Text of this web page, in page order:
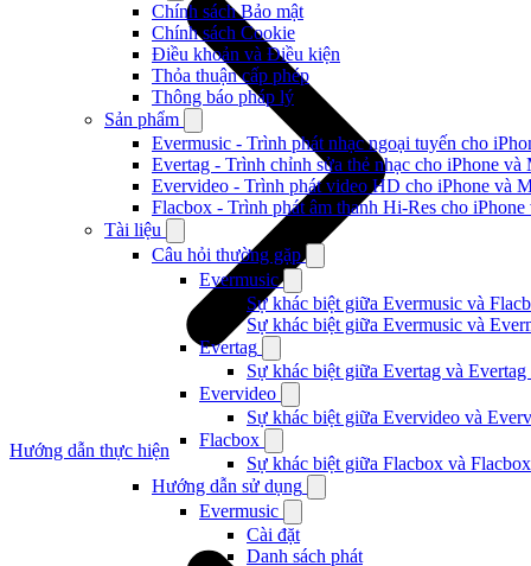
Chính sách Bảo mật
Chính sách Cookie
Điều khoản và Điều kiện
Thỏa thuận cấp phép
Thông báo pháp lý
Sản phẩm
Evermusic - Trình phát nhạc ngoại tuyến cho
Evertag - Trình chỉnh sửa thẻ nhạc cho iPhone và
Evervideo - Trình phát video HD cho iPhone và
Flacbox - Trình phát âm thanh Hi-Res cho iPhone
Tài liệu
Câu hỏi thường gặp
Evermusic
Sự khác biệt giữa Evermusic và
Sự khác biệt giữa Evermusic và
Evertag
Sự khác biệt giữa Evertag và
Evervideo
Sự khác biệt giữa Evervideo và
Flacbox
Sự khác biệt giữa Flacbox và
Hướng dẫn sử dụng
Evermusic
Cài đặt
Danh sách phát
Hướng dẫn thực hiện